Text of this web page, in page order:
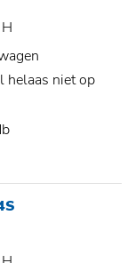
helaas niet op